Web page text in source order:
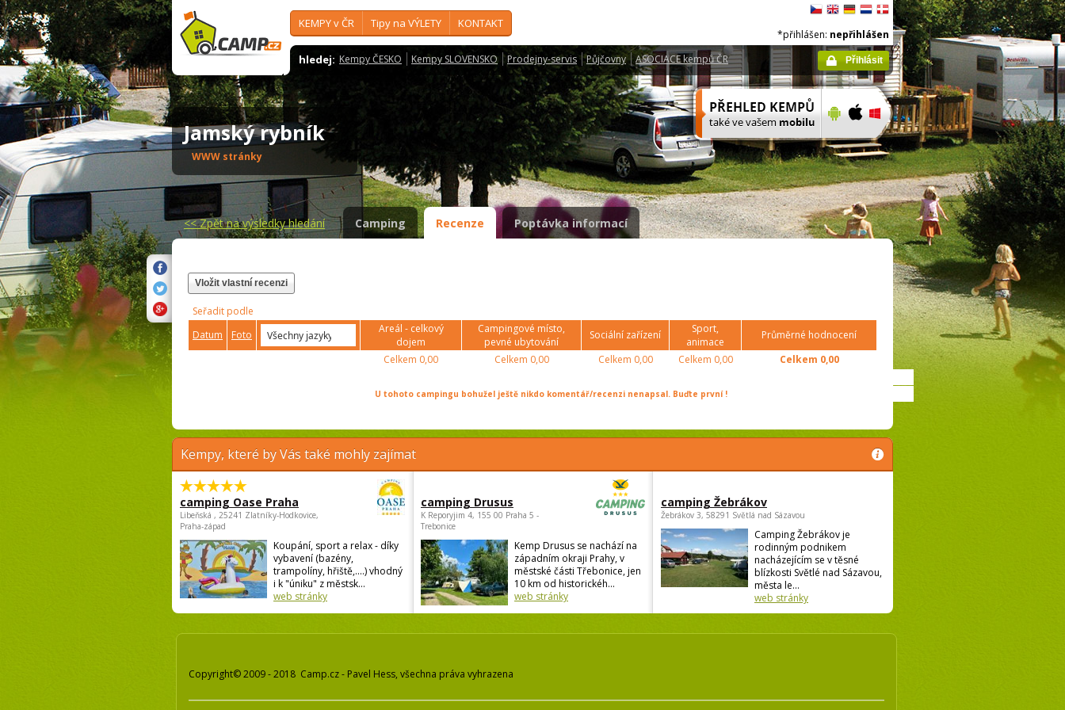
KEMPY v ČR Tipy na VÝLETY KONTAKT
hledej: Kempy ČESKO Kempy SLOVENSKO Prodejny-servis Půjčovny ASOCIACE kempů ČR
*přihlášen: nepřihlášen
Přihlásit
Jamský rybník
WWW stránky
<<Zpět na výsledky hledání Camping Recenze Poptávka informací
Vložit vlastní recenzi
Seřadit podle
Datum
Foto
Areál - celkový
dojem
Campingové místo,
pevné ubytování
Sociální zařízení
Sport,
animace
Průměrné hodnocení
Celkem 0,00 Celkem 0,00 Celkem 0,00 Celkem 0,00 Celkem 0,00
U tohoto campingu bohužel ještě nikdo komentář/recenzi nenapsal. Buďte první !
Kempy, které by Vás také mohly zajímat
camping Oase Praha
Libeňská , 25241 Zlatníky-Hodkovice,
Praha-západ
Koupání, sport a relax - díky
vybavení (bazény,
trampolíny, hřiště,....) vhodný
i k "úniku" z městsk...
web stránky
camping Drusus
K Reporyjim 4, 155 00 Praha 5 -
Trebonice
Kemp Drusus se nachází na
západním okraji Prahy, v
městské části Třebonice, jen
10 km od historickéh...
web stránky
camping Žebrákov
Žebrákov 3, 58291 Světlá nad Sázavou
Camping Žebrákov je
rodinným podnikem
nacházejícím se v těsné
blízkosti Světlé nad Sázavou,
města le...
web stránky
Copyright© 2009 - 2018 Camp.cz - Pavel Hess, všechna práva vyhrazena